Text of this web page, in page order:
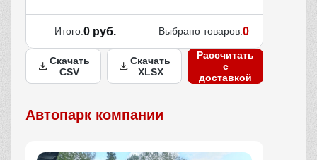
Итого:0 руб. Выбрано товаров:0
Скачать
CSV
Скачать
XLSX
Рассчитать
с
доставкой
Автопарк компании